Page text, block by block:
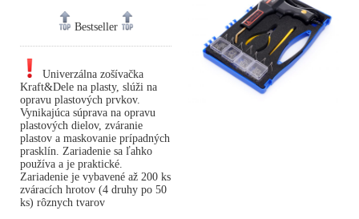
Bestseller
Univerzálna zošívačka
Kraft&Dele na plasty, slúži na
opravu plastových prvkov.
Vynikajúca súprava na opravu
plastových dielov, zváranie
plastov a maskovanie prípadných
prasklín. Zariadenie sa ľahko
používa a je praktické.
Zariadenie je vybavené až 200 ks
zváracích hrotov (4 druhy po 50
ks) rôznych tvarov